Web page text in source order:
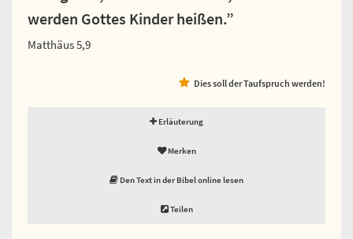
werden Gottes Kinder heißen.”
Matthäus 5,9
Dies soll der Taufspruch werden!
Erläuterung
Merken
Den Text in der Bibel online lesen
Teilen